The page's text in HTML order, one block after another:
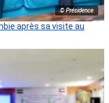
© Présidence
après sa visite au